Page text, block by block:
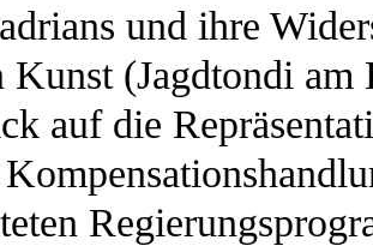
und ihre
Kunst (Jagdtondi am
auf die